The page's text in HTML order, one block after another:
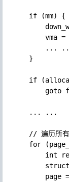
    if (mm) {
vma =
...
    }
if
goto
    ... ...
// 遍历所
for
int
page